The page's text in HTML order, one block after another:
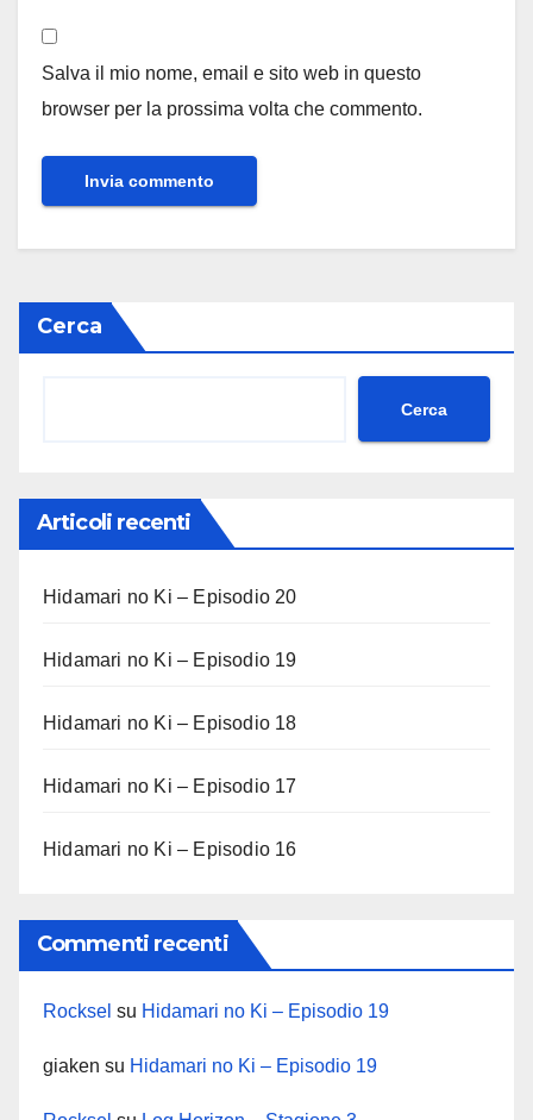
Salva il mio nome, email e sito web in questo
browser per la prossima volta che commento.
Cerca
Cerca
Articoli recenti
Hidamari no Ki – Episodio 20
Hidamari no Ki – Episodio 19
Hidamari no Ki – Episodio 18
Hidamari no Ki – Episodio 17
Hidamari no Ki – Episodio 16
Commenti recenti
Rocksel su Hidamari no Ki – Episodio 19
giaken su Hidamari no Ki – Episodio 19